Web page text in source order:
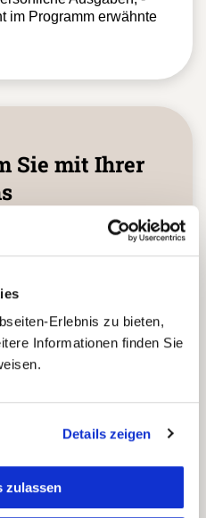
Erlebnis zu bieten,
Informationen finden Sie
Details zeigen
zulassen
im Programm erwähnte
Sie mit Ihrer
mit über